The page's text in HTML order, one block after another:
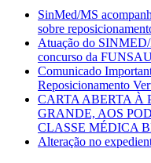
SinMed/MS
sobre
Atuação do
concurso da
Comunicado
Reposicionamento
CARTA ABERTA À
GRANDE, AOS
CLASSE MÉDICA
Alteração no